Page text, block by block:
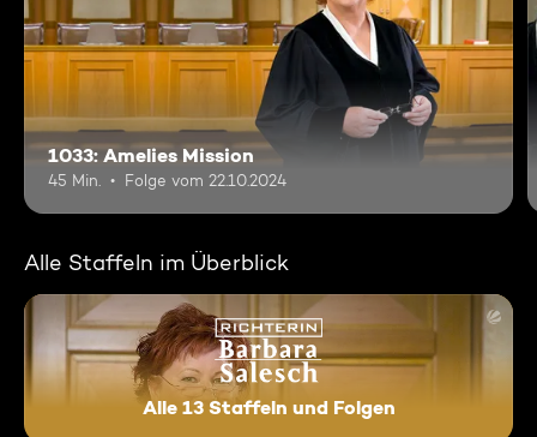
1033: Amelies Mission
45 Min. Folge vom 22.10.2024
Alle Staffeln im Überblick
Alle 13 Staffeln und Folgen